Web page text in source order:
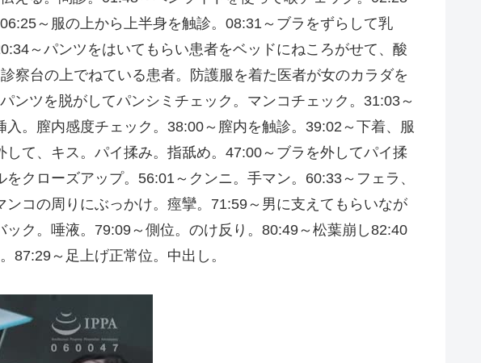
～服の上から上半身を触診。08:31～ブラをずらして乳
～パンツをはいてもらい患者をベッドにねころがせて、酸
察台の上でねている患者。防護服を着た医者が女のカラダを
ンツを脱がしてパンシミチェック。マンコチェック。31:03～
。膣内感度チェック。38:00～膣内を触診。39:02～下着、服
て、キス。パイ揉み。指舐め。47:00～ブラを外してパイ揉
クローズアップ。56:01～クンニ。手マン。60:33～フェラ、
コの周りにぶっかけ。痙攣。71:59～男に支えてもらいなが
ク。唾液。79:09～側位。のけ反り。80:49～松葉崩し82:40
87:29～足上げ正常位。中出し。